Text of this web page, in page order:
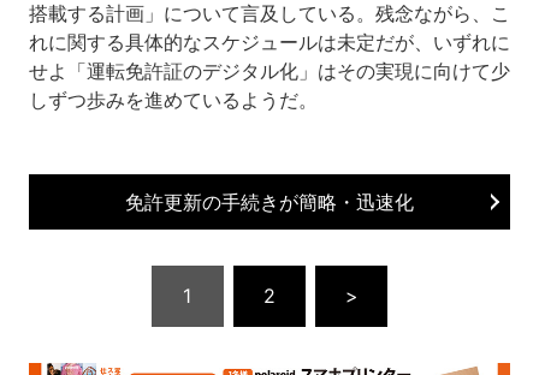
搭載する計画」について言及している。残念ながら、こ
れに関する具体的なスケジュールは未定だが、いずれに
せよ「運転免許証のデジタル化」はその実現に向けて少
しずつ歩みを進めているようだ。
免許更新の手続きが簡略・迅速化
1 2 >